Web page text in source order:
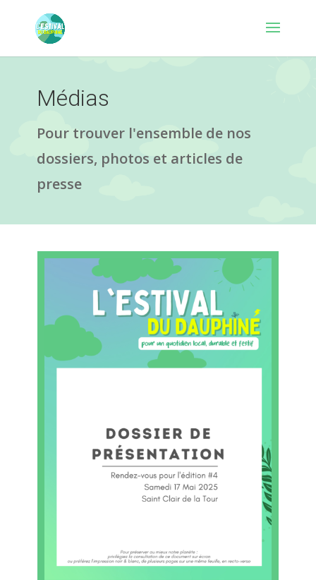
Médias
Pour trouver l'ensemble de nos
dossiers, photos et articles de
presse